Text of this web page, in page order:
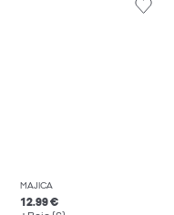
MAJICA
12.99 €